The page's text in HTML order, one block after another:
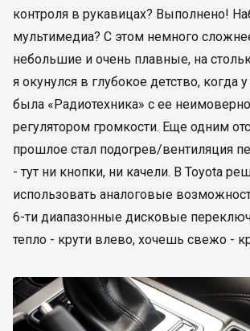
контроля в рукавицах? Выполнено!
мультимедиа? С этом немного
небольшие и очень плавные, на
я окунулся в глубокое детство, когда
была «Радиотехника» с ее
регулятором громкости. Еще одним
прошлое стал подогрев/вентиляция
- тут ни кнопки, ни качели. В Toyota
использовать аналоговые
6-ти диапазонные дисковые
тепло - крути влево, хочешь свежо -